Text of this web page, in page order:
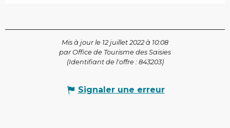
Mis à jour le 12 juillet 2022 à 10:08
par Office de Tourisme des Saisies
(Identifiant de l'offre : 843203)
Signaler une erreur